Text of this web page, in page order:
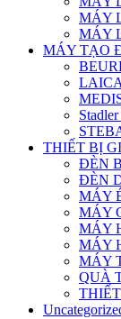
MÁY
MÁY
MÁY TẠO
THIẾT BỊ
ĐÈN
ĐÈN
MÁY
MÁY
MÁY
MÁY
MÁY
QUÀ